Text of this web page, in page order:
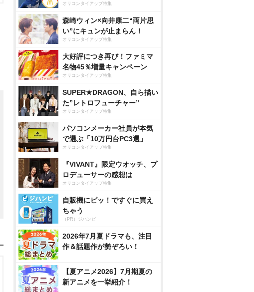
オリコンタイアップ特集
森崎ウィン×向井康二“両片思
い”にキュンが止まらん！
オリコンタイアップ特集
大好評につき再び！ファミマ
名物45％増量キャンペーン
オリコンタイアップ特集
SUPER★DRAGON、自ら描い
た”レトロフューチャー”
オリコンタイアップ特集
パソコンメーカー社員が本気
で選ぶ「10万円台PC3選」
オリコンタイアップ特集
『VIVANT』限定ウオッチ、プ
ロデューサーの感想は
オリコンタイアップ特集
自販機にピッ！ですぐに買え
ちゃう
（PR）ジハンピ
2026年7月夏ドラマも、注目
作＆話題作が勢ぞろい！
【夏アニメ2026】7月期夏の
新アニメを一挙紹介！